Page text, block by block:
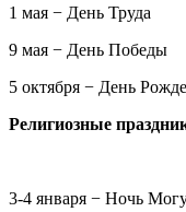
1 мая − День Труда
9 мая − День Победы
5 октября − День
Религиозные
3-4 января − Ночь